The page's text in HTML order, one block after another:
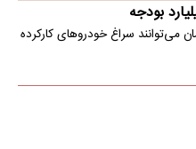
بودجه
می‌توانند سراغ خودروهای کارکرده